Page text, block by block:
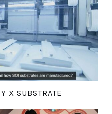
X SUBSTRATE